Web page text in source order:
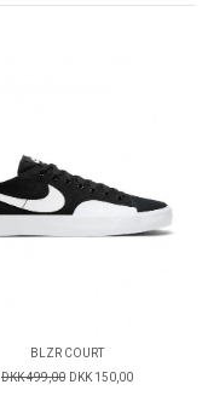
BLZR COURT
DKK 499,00 DKK 150,00